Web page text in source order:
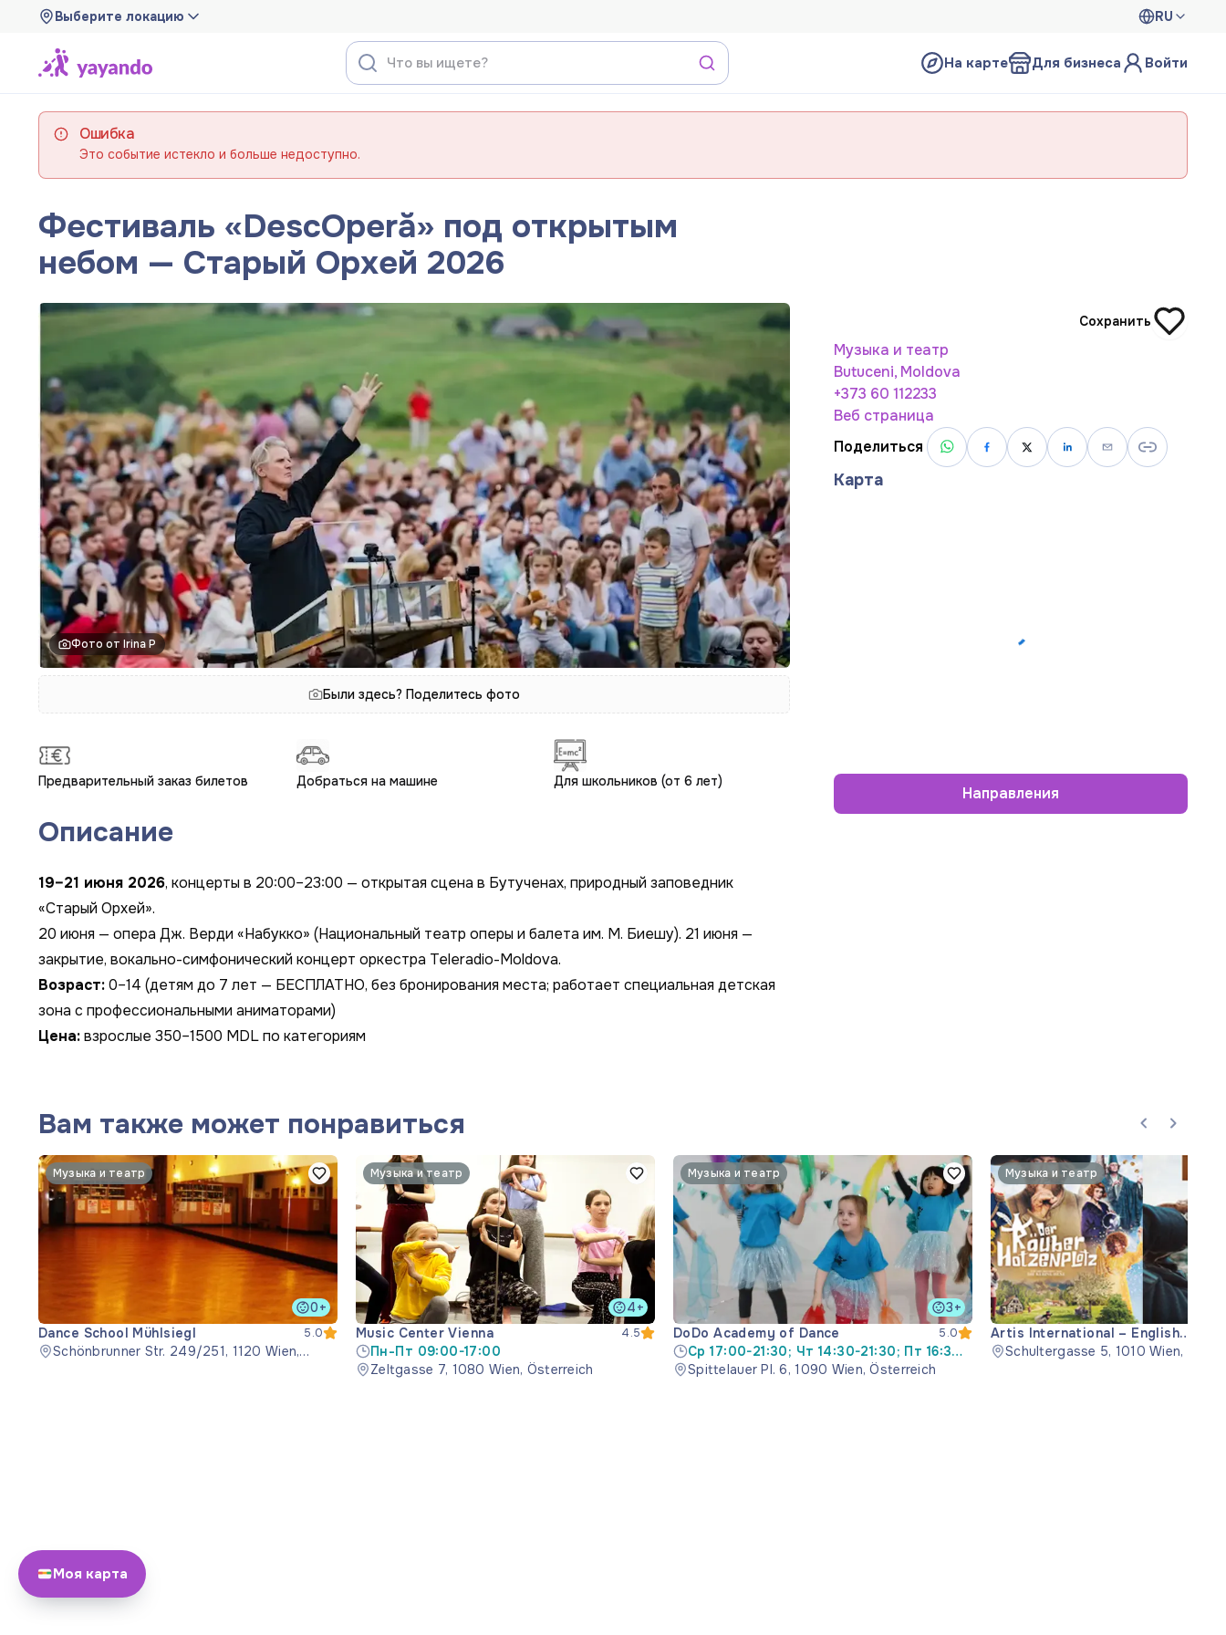
Выберите локацию RU
На карте Для бизнеса Войти
Ошибка
Это событие истекло и больше недоступно.
Фестиваль «DescOperă» под открытым
небом — Старый Орхей 2026
Фото от Irina P
Были здесь? Поделитесь фото
Предварительный заказ билетов Добраться на машине Для школьников (от 6 лет)
Описание
19–21 июня 2026, концерты в 20:00–23:00 — открытая сцена в Бутученах, природный заповедник
«Старый Орхей».
20 июня — опера Дж. Верди «Набукко» (Национальный театр оперы и балета им. М. Биешу). 21 июня —
закрытие, вокально-симфонический концерт оркестра Teleradio-Moldova.
Возраст:0–14 (детям до 7 лет — БЕСПЛАТНО, без бронирования места; работает специальная детская
зона с профессиональными аниматорами)
Цена:взрослые 350–1500 MDL по категориям
Сохранить
Музыка и театр
Butuceni, Moldova
+373 60 112233
Веб страница
Поделиться
Карта
Направления
Вам также может понравиться
Музыка и театр
0+
Dance School Mühlsiegl
5.0
Schönbrunner Str. 249/251, 1120 Wien,
Музыка и театр
4+
Music Center Vienna
4.5
Пн-Пт 09:00-17:00
Zeltgasse 7, 1080 Wien, Österreich
Музыка и театр
3+
DoDo Academy of Dance
5.0
Ср 17:00-21:30; Чт 14:30-21:30; Пт 16:30-
20:30
Spittelauer Pl. 6, 1090 Wien, Österreich
Музыка и театр
Artis International – English
cinemas
Schultergasse 5, 1010 Wien,
Моя карта